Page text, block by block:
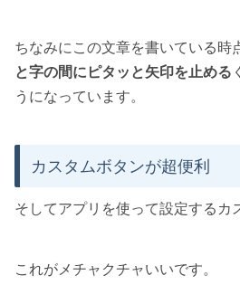
ちなみにこの文章を書いている時
と字の間にピタッと矢印を止める
うになっています。
カスタムボタンが超便利
そしてアプリを使って設定するカ
これがメチャクチャいいです。